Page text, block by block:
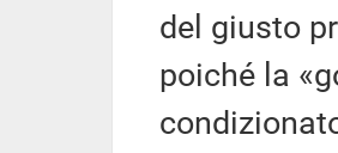
del giusto
poiché la